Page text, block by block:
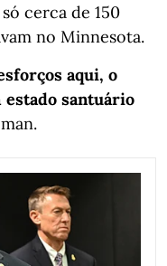
cerca de 150
no Minnesota.
aqui, o
estado santuário